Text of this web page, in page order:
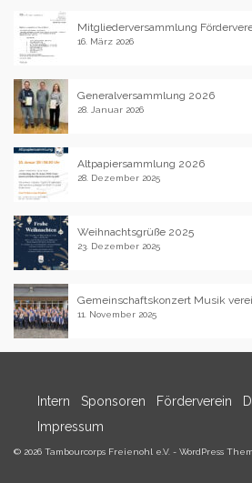
Mitgliederversammlung
16. März 2026
Generalversammlung 2026
28. Januar 2026
Altpapiersammlung 2026
28. Dezember 2025
Weihnachtsgrüße 2025
23. Dezember 2025
Gemeinschaftskonzert Musik
11. November 2025
Intern Sponsoren Förderverein
Impressum
© 2026 Tambourcorps Freienohl e.V. - WordPress